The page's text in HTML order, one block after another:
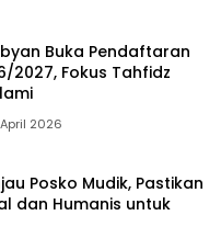
Buka Pendaftaran
2027, Fokus Tahfidz
April 2026
Posko Mudik, Pastikan
dan Humanis untuk